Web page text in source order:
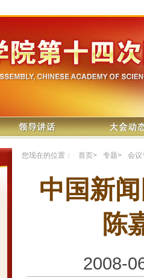
您现在的位置： 首页> 专题> 会议
中国新
陈
2008-